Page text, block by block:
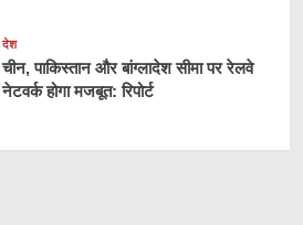
देश
चीन, पाकिस्तान और बांग्लादेश सीमा पर रेलवे
नेटवर्क होगा मजबूत: रिपोर्ट